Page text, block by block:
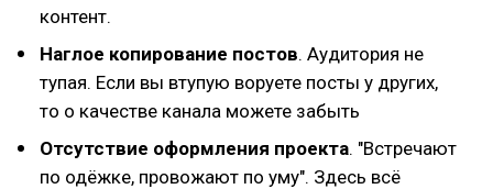
контент.
Наглое копирование постов. Аудитория не
тупая. Если вы втупую воруете посты у других,
то о качестве канала можете забыть
Отсутствие оформления проекта. "Встречают
по одёжке, провожают по уму". Здесь всё